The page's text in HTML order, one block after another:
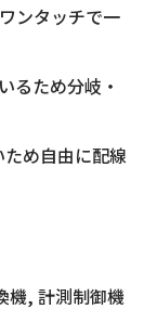
ンタッチで一
るため分岐・
め自由に配線
機, 計測制御機